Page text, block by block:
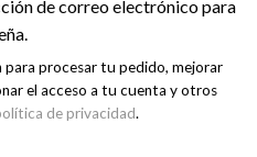
de correo electrónico para
para procesar tu pedido, mejorar
el acceso a tu cuenta y otros
de privacidad.